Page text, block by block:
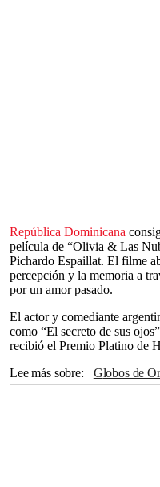
República Dominicana
película de “Olivia & Las
Pichardo Espaillat. El filme
percepción y la memoria a
por un amor pasado.
El actor y comediante
como “El secreto de sus
recibió el Premio Platino de
Lee más sobre
Globos de